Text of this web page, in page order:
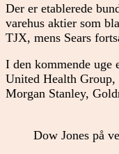
Der er etablerede
varehus aktier som
TJX, mens Sears
I den kommende uge
United Health
Morgan Stanley,
Dow Jones på